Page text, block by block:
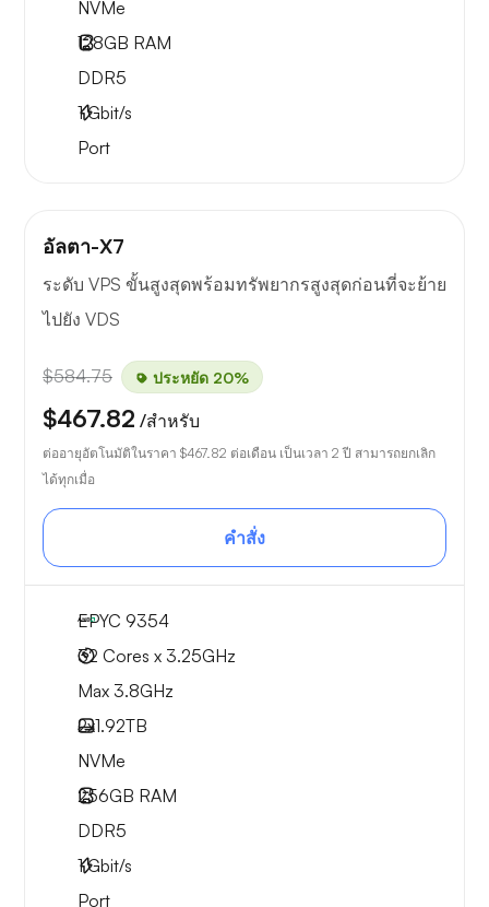
NVMe
128GB RAM
DDR5
1Gbit/s
Port
อัลตา-X7
ระดับ VPS ขั้นสูงสุดพร้อมทรัพยากรสูงสุดก่อนที่จะย้าย
ไปยัง VDS
$584.75 ประหยัด 20%
$467.82 /สำหรับ
ต่ออายุอัตโนมัติในราคา $467.82 ต่อเดือน เป็นเวลา 2 ปี สามารถยกเลิก
ได้ทุกเมื่อ
คำสั่ง
EPYC 9354
32 Cores x 3.25GHz
Max 3.8GHz
2x1.92TB
NVMe
256GB RAM
DDR5
1Gbit/s
Port